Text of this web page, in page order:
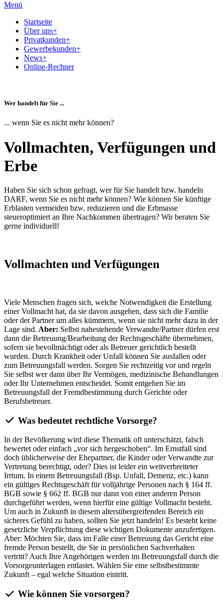
Menü
Startseite
Über uns+
Privatkunden+
Gewerbekunden+
News+
Online-Rechner
Wer handelt für Sie ...
... wenn Sie es nicht mehr können?
Vollmachten, Verfügungen und
Erbe
Haben Sie sich schon gefragt, wer für Sie handelt bzw. handeln
DARF, wenn Sie es nicht mehr können? Wie können Sie künftige
Erblasten vermeiden bzw. reduzieren und die Erbmasse
steueroptimiert an Ihre Nachkommen übertragen? Wir beraten Sie
gerne individuell!
Vollmachten und Verfügungen
Viele Menschen fragen sich, welche Notwendigkeit die Erstellung
einer Vollmacht hat, da sie davon ausgehen, dass sich die Familie
oder der Partner um alles kümmern, wenn sie nicht mehr dazu in der
Lage sind. Aber: Selbst nahestehende Verwandte/Partner dürfen erst
dann die Betreuung/Bearbeitung der Rechtsgeschäfte übernehmen,
sofern sie bevollmächtigt oder als Betreuer gerichtlich bestellt
wurden. Durch Krankheit oder Unfall können Sie ausfallen oder
zum Betreuungsfall werden. Sorgen Sie rechtzeitig vor und regeln
Sie selbst wer dann über Ihr Vermögen, medizinische Behandlungen
oder Ihr Unternehmen entscheidet. Somit entgehen Sie im
Betreuungsfall der Fremdbestimmung durch Gerichte oder
Berufsbetreuer.
Was bedeutet rechtliche Vorsorge?
In der Bevölkerung wird diese Thematik oft unterschätzt, falsch
bewertet oder einfach „vor sich hergeschoben“. Im Ernstfall sind
doch üblicherweise der Ehepartner, die Kinder oder Verwandte zur
Vertretung berechtigt, oder? Dies ist leider ein weitverbreiteter
Irrtum. In einem Betreuungsfall (Bsp. Unfall, Demenz, etc.) kann
ein gültiges Rechtsgeschäft für volljährige Personen nach § 164 ff.
BGB sowie § 662 ff. BGB nur dann von einer anderen Person
durchgeführt werden, wenn hierfür eine gültige Vollmacht besteht.
Um auch in Zukunft in diesem altersübergreifenden Bereich ein
sicheres Gefühl zu haben, sollten Sie jetzt handeln! Es besteht keine
gesetzliche Verpflichtung diese wichtigen Dokumente anzufertigen.
Aber: Möchten Sie, dass im Falle einer Betreuung das Gericht eine
fremde Person bestellt, die Sie in persönlichen Sachverhalten
vertritt? Auch Ihre Angehörigen werden im Betreuungsfall durch die
Vorsorgeunterlagen entlastet. Wählen Sie eine selbstbestimmte
Zukunft – egal welche Situation eintritt.
Wie können Sie vorsorgen?